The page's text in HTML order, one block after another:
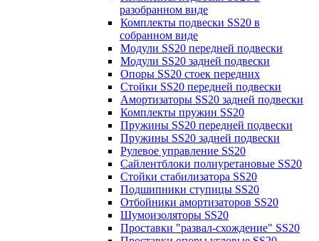
разобранном виде
Комплекты подвески SS20 в
собранном виде
Модули SS20 передней подвески
Модули SS20 задней подвески
Опоры SS20 стоек передних
Стойки SS20 передней подвески
Амортизаторы SS20 задней подвески
Комплекты пружин SS20
Пружины SS20 передней подвески
Пружины SS20 задней подвески
Рулевое управление SS20
Сайлентблоки полиуретановые SS20
Стойки стабилизатора SS20
Подшипники ступицы SS20
Отбойники амортизаторов SS20
Шумоизоляторы SS20
Проставки "развал-схождение" SS20